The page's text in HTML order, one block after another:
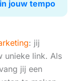
jouw tempo
: jij
unieke link. Als
jij een